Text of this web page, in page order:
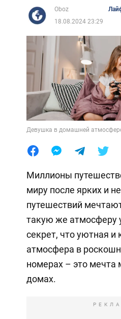
Oboz
18.08.2024 23:29
Девушка в домашней
Миллионы
миру после ярких и
путешествий
такую же атмосферу
секрет, что уютная и
атмосфера в
номерах – это мечта
домах.